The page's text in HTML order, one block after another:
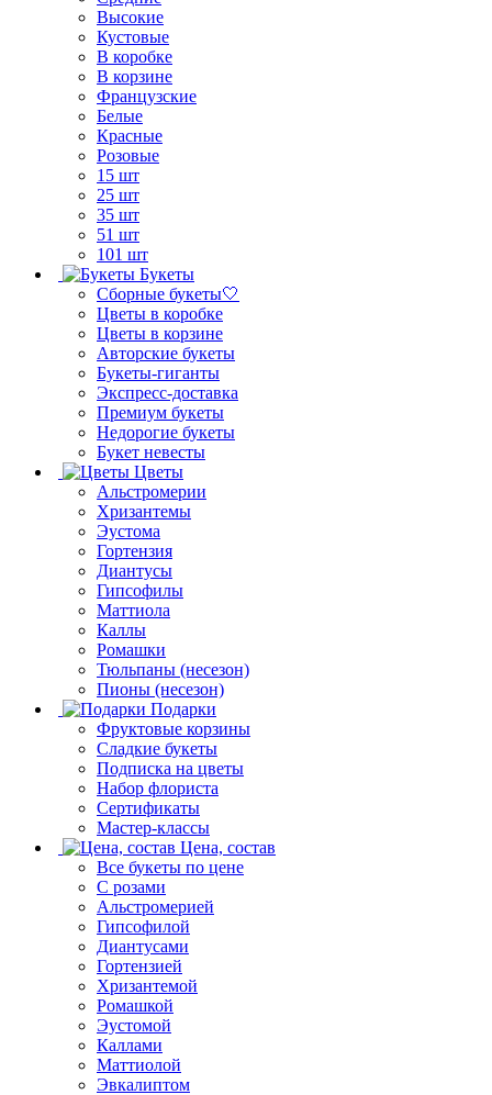
Высокие
Кустовые
В коробке
В корзине
Французские
Белые
Красные
Розовые
15 шт
25 шт
35 шт
51 шт
101 шт
Букеты
Сборные букеты🤍
Цветы в коробке
Цветы в корзине
Авторские букеты
Букеты-гиганты
Экспресс-доставка
Премиум букеты
Недорогие букеты
Букет невесты
Цветы
Альстромерии
Хризантемы
Эустома
Гортензия
Диантусы
Гипсофилы
Маттиола
Каллы
Ромашки
Тюльпаны (несезон)
Пионы (несезон)
Подарки
Фруктовые корзины
Сладкие букеты
Подписка на цветы
Набор флориста
Сертификаты
Мастер-классы
Цена, состав
Все букеты по цене
С розами
Альстромерией
Гипсофилой
Диантусами
Гортензией
Хризантемой
Ромашкой
Эустомой
Каллами
Маттиолой
Эвкалиптом